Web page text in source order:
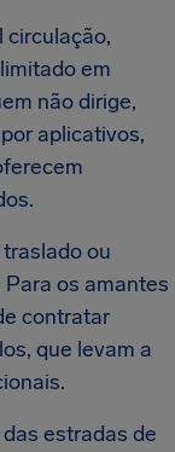
circulação,
em
não dirige,
aplicativos,
ou
os amantes
contratar
que levam a
estradas de